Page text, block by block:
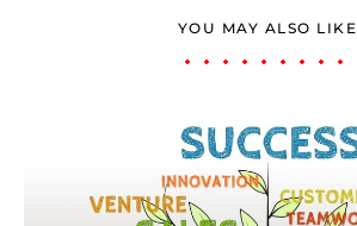
YOU MAY ALSO LIKE